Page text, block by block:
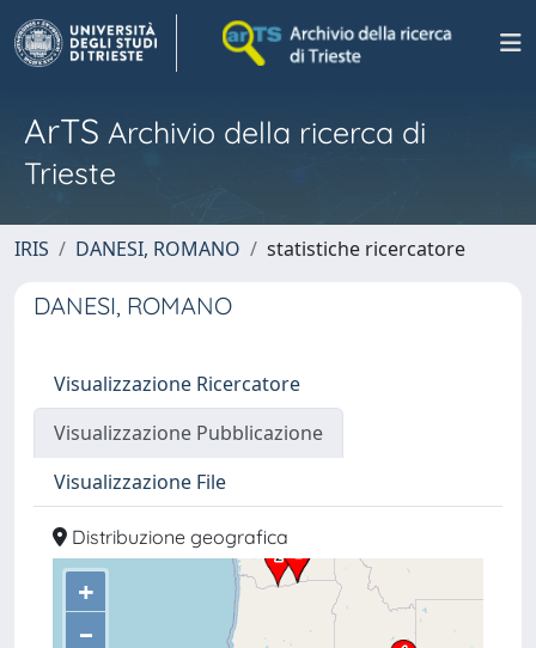
ArTS Archivio della ricerca di
Trieste
IRIS DANESI, ROMANO statistiche ricercatore
DANESI, ROMANO
Visualizzazione Ricercatore
Visualizzazione Pubblicazione
Visualizzazione File
Distribuzione geografica
+
–